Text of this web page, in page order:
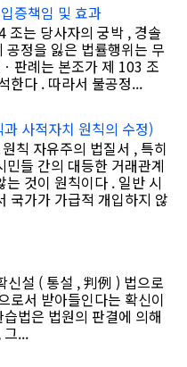
증책임 및 효과
조는 당사자의 궁박 , 경솔
정을 잃은 법률행위는 무
판례는 본조가 제 103 조
한다 . 따라서 불공정...
사적자치 원칙의 수정)
칙 자유주의 법질서 , 특히
들 간의 대등한 거래관계
것이 원칙이다 . 일반 시
국가가 가급적 개입하지 않
설 ( 통설 , 判例 ) 법으로
로서 받아들인다는 확신이
법은 법원의 판결에 의해
그...